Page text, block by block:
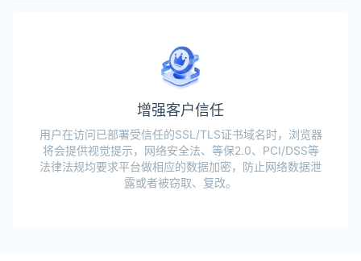
增强客户信任
用户在访问已部署受信任的SSL/TLS证书域名时，浏览器
将会提供视觉提示，网络安全法、等保2.0、PCI/DSS等
法律法规均要求平台做相应的数据加密，防止网络数据泄
露或者被窃取、复改。